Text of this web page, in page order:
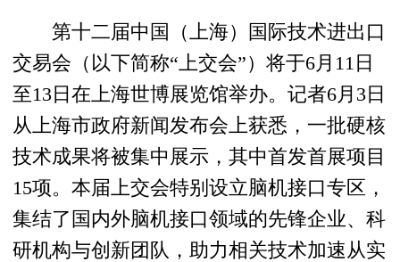
第十二届中国（上海）国际技术进出口
交易会（以下简称“上交会”）将于6月11日
至13日在上海世博展览馆举办。记者6月3日
从上海市政府新闻发布会上获悉，一批硬核
技术成果将被集中展示，其中首发首展项目
15项。本届上交会特别设立脑机接口专区，
集结了国内外脑机接口领域的先锋企业、科
研机构与创新团队，助力相关技术加速从实